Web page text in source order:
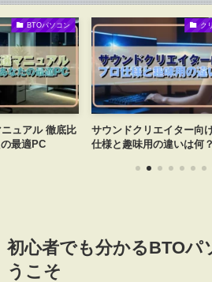
クリエイターPC
イター向けPC プロ
違いは何？
画像生成向け AI生
初心者でも分かるBTOパ
うこそ